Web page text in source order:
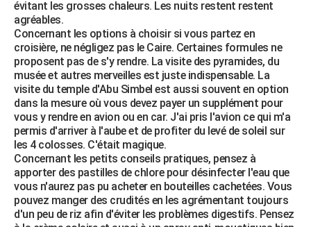
évitant les grosses chaleurs. Les nuits restent restent
agréables.
Concernant les options à choisir si vous partez en
croisière, ne négligez pas le Caire. Certaines formules ne
proposent pas de s'y rendre. La visite des pyramides, du
musée et autres merveilles est juste indispensable. La
visite du temple d'Abu Simbel est aussi souvent en option
dans la mesure où vous devez payer un supplément pour
vous y rendre en avion ou en car. J'ai pris l'avion ce qui m'a
permis d'arriver à l'aube et de profiter du levé de soleil sur
les 4 colosses. C'était magique.
Concernant les petits conseils pratiques, pensez à
apporter des pastilles de chlore pour désinfecter l'eau que
vous n'aurez pas pu acheter en bouteilles cachetées. Vous
pouvez manger des crudités en les agrémentant toujours
d'un peu de riz afin d'éviter les problèmes digestifs. Pensez